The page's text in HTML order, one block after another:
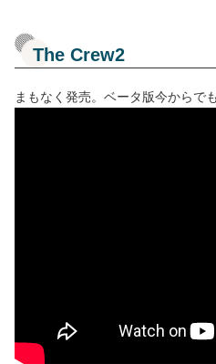
The Crew2
まもなく発売。ベータ版今からで